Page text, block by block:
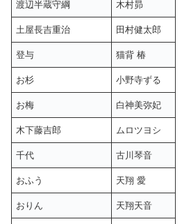
渡辺半蔵守綱 木村昴
土屋長吉重治 田村健太郎
登与 猫背 椿
お杉 小野寺ずる
お梅 白神美弥妃
木下藤吉郎 ムロツヨシ
千代 古川琴音
おふう 天翔 愛
おりん 天翔天音